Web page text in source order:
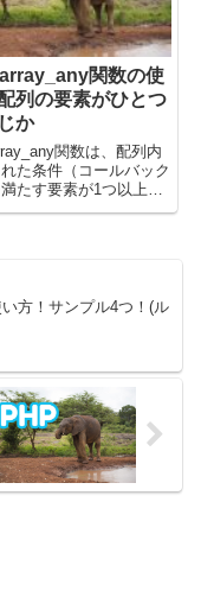
関数の使
列の要素がひとつ
か
関数は、配列内
た条件（コールバック
たす要素が1つ以上存
うかを判定します。
方！サンプル4つ！(ル